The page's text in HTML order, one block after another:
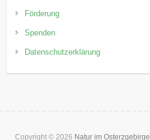
Förderung
Spenden
Datenschutzerklärung
Copyright © 2026 Natur im Osterzgebirge